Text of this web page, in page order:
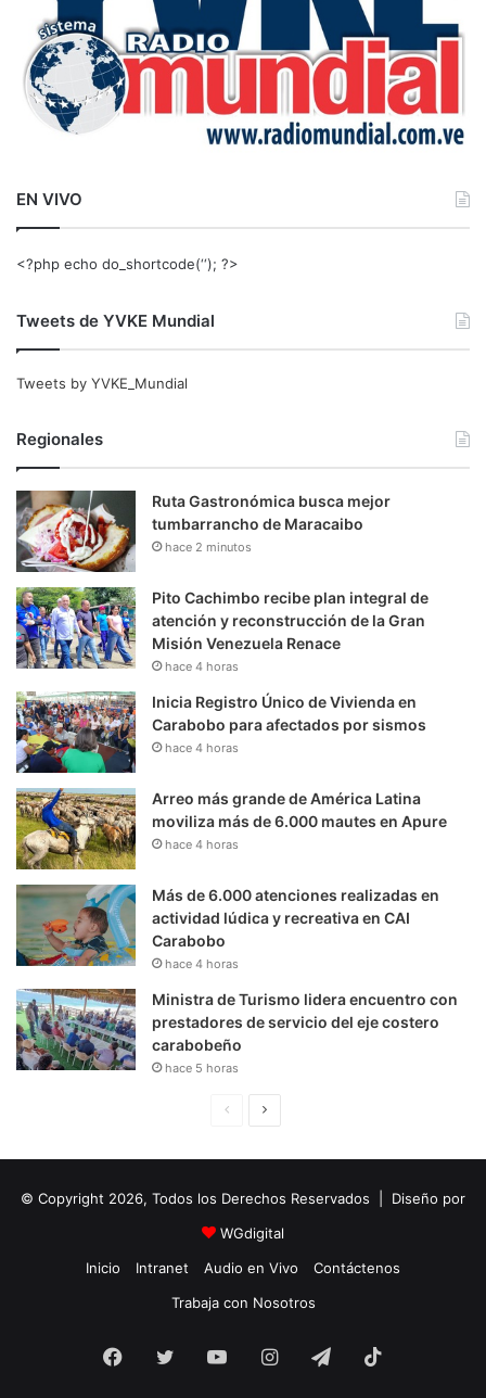
EN VIVO
<?php echo do_shortcode(‘‘); ?>
Tweets de YVKE Mundial
Tweets by YVKE_Mundial
Regionales
Ruta Gastronómica busca mejor
tumbarrancho de Maracaibo
hace 2 minutos
Pito Cachimbo recibe plan integral de
atención y reconstrucción de la Gran
Misión Venezuela Renace
hace 4 horas
Inicia Registro Único de Vivienda en
Carabobo para afectados por sismos
hace 4 horas
Arreo más grande de América Latina
moviliza más de 6.000 mautes en Apure
hace 4 horas
Más de 6.000 atenciones realizadas en
actividad lúdica y recreativa en CAI
Carabobo
hace 4 horas
Ministra de Turismo lidera encuentro con
prestadores de servicio del eje costero
carabobeño
hace 5 horas
i
n
a
u
i
e
e
© Copyright 2026, Todos los Derechos Reservados | Diseño por
WGdigital
Inicio
Intranet Audio en Vivo
Contáctenos
Trabaja con Nosotros
Facebook
Twitter YouTubeInstagramTelegram